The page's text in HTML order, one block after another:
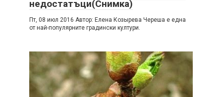
недостатъци(Снимка)
Пт, 08 июл 2016 Автор: Елена Козырева Череша е една
от най-популярните градински култури.